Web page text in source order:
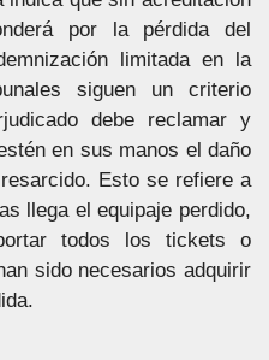
por la pérdida del
limitada en la
siguen un criterio
debe reclamar y
en sus manos el daño
Esto se refiere a
llega el equipaje perdido,
todos los tickets o
sido necesarios adquirir